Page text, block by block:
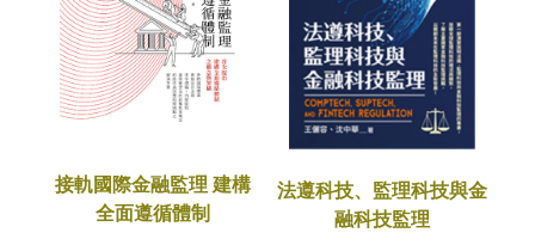
接軌國際金融監理 建構
全面遵循體制
法遵科技、監理科技與金
融科技監理